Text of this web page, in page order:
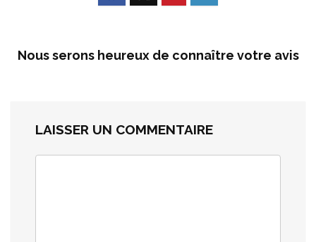
Nous serons heureux de connaître votre avis
LAISSER UN COMMENTAIRE